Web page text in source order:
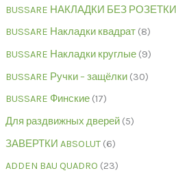
BUSSARE НАКЛАДКИ БЕЗ РОЗЕТКИ
BUSSARE Накладки квадрат 8
BUSSARE Накладки круглые 9
BUSSARE Ручки – защёлки 30
BUSSARE Финские 17
Для раздвижных дверей 5
ЗАВЕРТКИ ABSOLUT 6
ADDEN BAU QUADRO 23